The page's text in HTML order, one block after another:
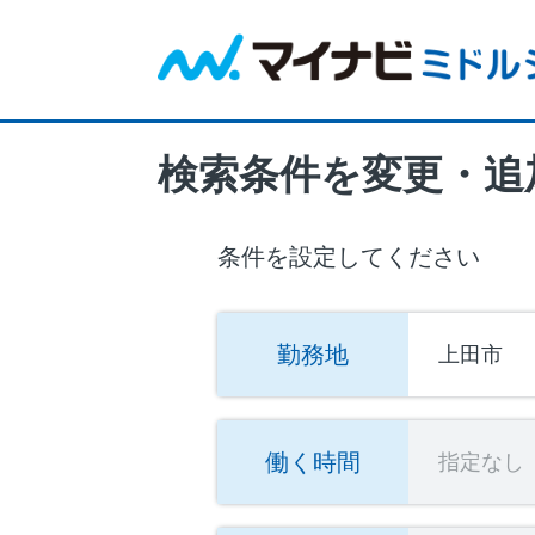
検索条件を変更・
条件を設定してください
勤務地 上田市
働く時間 指定なし